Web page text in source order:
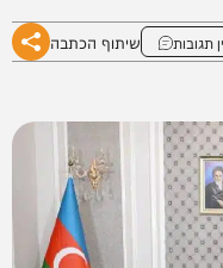
תגובות שיתוף הכתבה